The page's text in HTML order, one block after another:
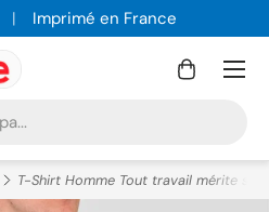
Imprimé en France
Panier
Menu
T-Shirt Homme Tout travail mérite sa